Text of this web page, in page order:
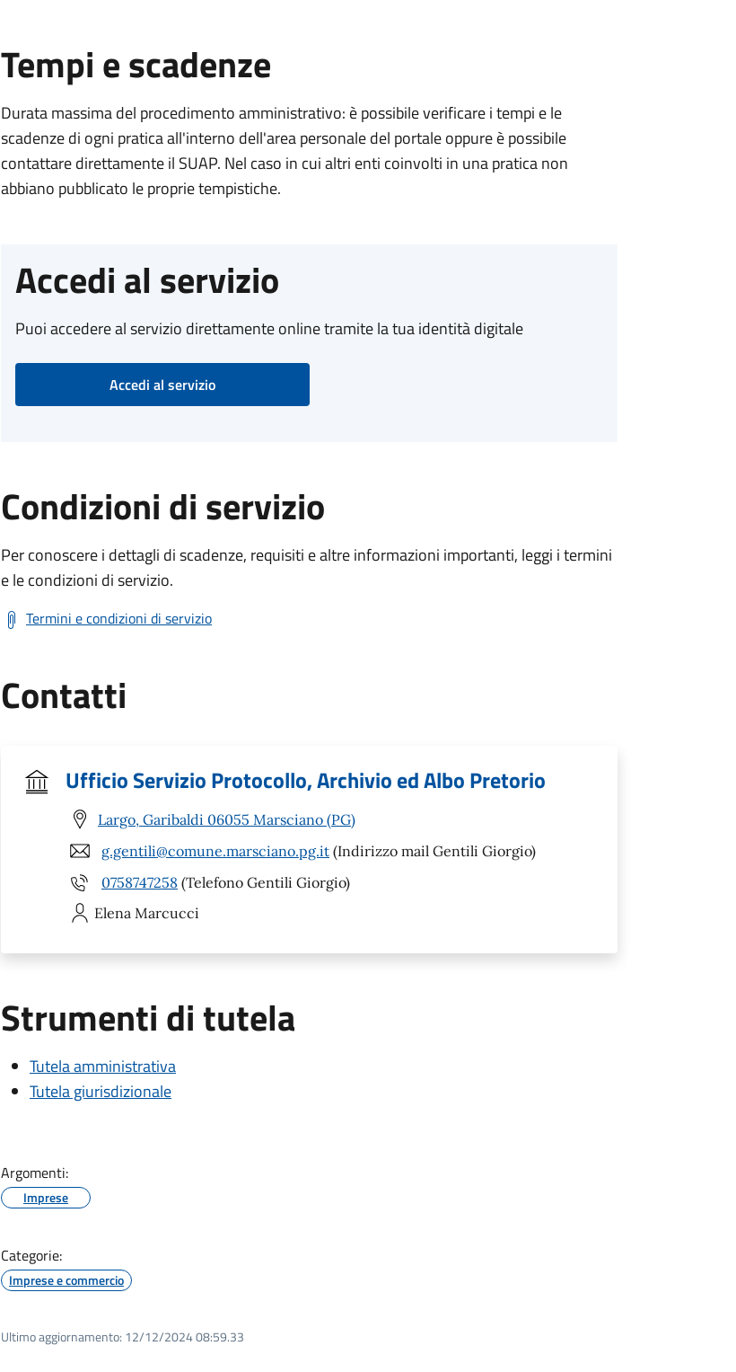
Tempi e scadenze
Durata massima del procedimento amministrativo: è possibile verificare i tempi e le
scadenze di ogni pratica all'interno dell'area personale del portale oppure è possibile
contattare direttamente il SUAP. Nel caso in cui altri enti coinvolti in una pratica non
abbiano pubblicato le proprie tempistiche.
Accedi al servizio
Puoi accedere al servizio direttamente online tramite la tua identità digitale
Accedi al servizio
Condizioni di servizio
Per conoscere i dettagli di scadenze, requisiti e altre informazioni importanti, leggi i termini
e le condizioni di servizio.
Termini e condizioni di servizio
Contatti
Ufficio Servizio Protocollo, Archivio ed Albo Pretorio
Largo, Garibaldi 06055 Marsciano (PG)
g.gentili@comune.marsciano.pg.it (Indirizzo mail Gentili Giorgio)
0758747258 (Telefono Gentili Giorgio)
Elena Marcucci
Strumenti di tutela
Tutela amministrativa
Tutela giurisdizionale
Argomenti:
Imprese
Categorie:
Imprese e commercio
Ultimo aggiornamento: 12/12/2024 08:59.33